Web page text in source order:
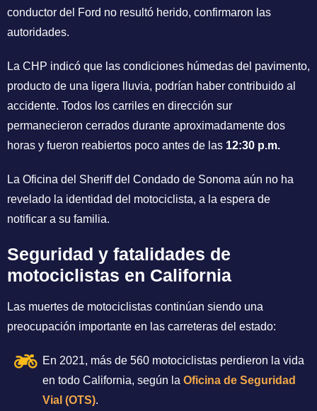
conductor del Ford no resultó herido, confirmaron las
autoridades.
La CHP indicó que las condiciones húmedas del pavimento,
producto de una ligera lluvia, podrían haber contribuido al
accidente. Todos los carriles en dirección sur
permanecieron cerrados durante aproximadamente dos
horas y fueron reabiertos poco antes de las 12:30 p.m.
La Oficina del Sheriff del Condado de Sonoma aún no ha
revelado la identidad del motociclista, a la espera de
notificar a su familia.
Seguridad y fatalidades de
motociclistas en California
Las muertes de motociclistas continúan siendo una
preocupación importante en las carreteras del estado:
En 2021, más de 560 motociclistas perdieron la vida
en todo California, según la Oficina de Seguridad
Vial (OTS).